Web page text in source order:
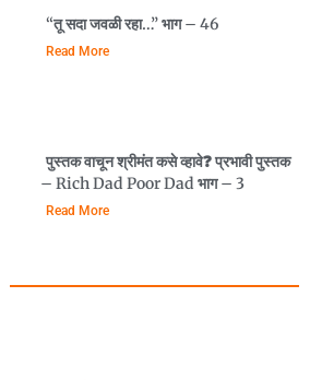
“तू सदा जवळी रहा…” भाग – 46
Read More
पुस्तक वाचून श्रीमंत कसे व्हावे❓️ प्रभावी पुस्तक
– Rich Dad Poor Dad भाग – 3
Read More